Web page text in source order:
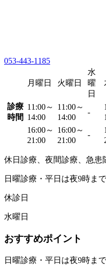
053-443-1185
月曜日 火曜日
水
曜
日
診療
時間
11:00～
14:00
11:00～
14:00
-
16:00～
21:00
16:00～
21:00
-
休日診療、夜間診療、急患
日曜診療・平日は夜9時まで
休診日
水曜日
おすすめポイント
日曜診療・平日は夜9時ま